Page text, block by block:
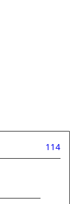
114